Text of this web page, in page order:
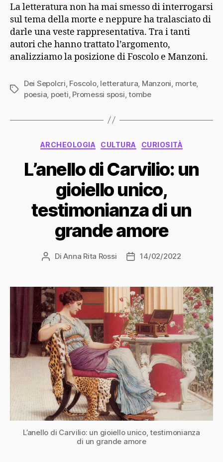
La letteratura non ha mai smesso di interrogarsi
sul tema della morte e neppure ha tralasciato di
darle una veste rappresentativa. Tra i tanti
autori che hanno trattato l’argomento,
analizziamo la posizione di Foscolo e Manzoni.
Tag
Dei Sepolcri Foscolo, letteratura Manzoni morte,
poesia poeti Promessi sposi ,tombe
Categorie
ARCHEOLOGIA CULTURA CURIOSITÀ
L’anello di Carvilio: un
gioiello unico,
testimonianza di un
grande amore
Autore
DiAnna Rita Rossi
Data14/02/2022
L’anello di Carvilio: un gioiello unico, testimonianza
di un grande amore